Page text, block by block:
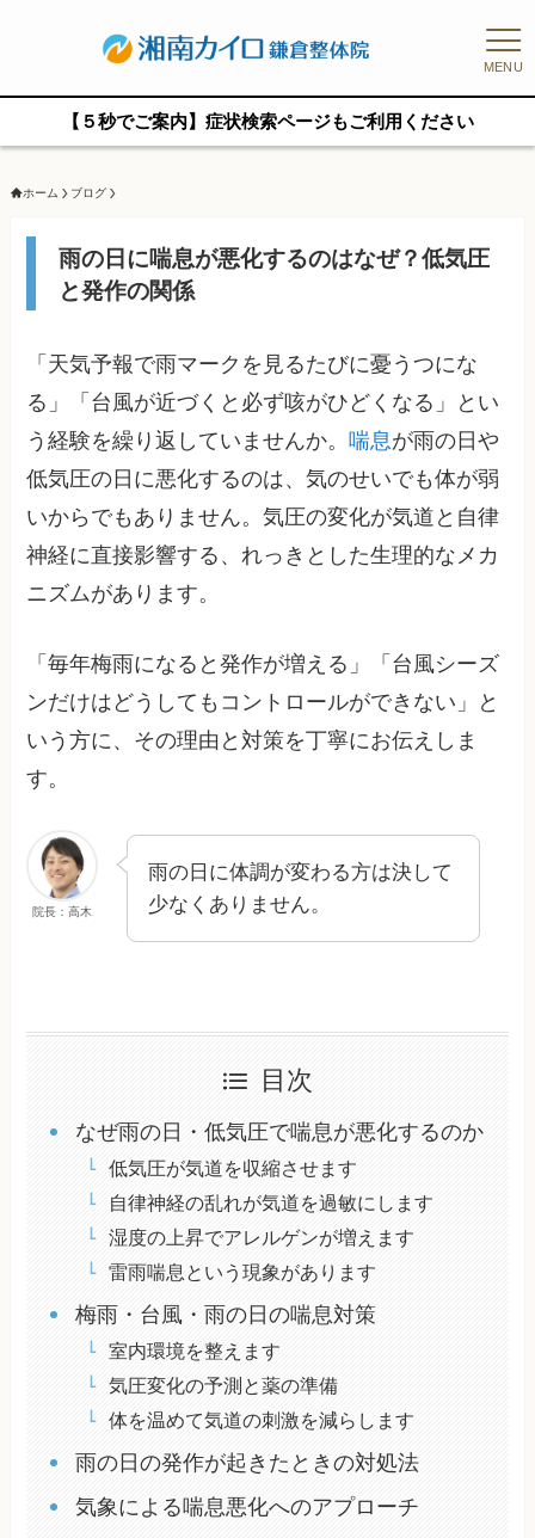
MENU
【５秒でご案内】症状検索ページもご利用ください
ホーム ブログ
雨の日に喘息が悪化するのはなぜ？低気圧
と発作の関係
「天気予報で雨マークを見るたびに憂うつにな
る」「台風が近づくと必ず咳がひどくなる」とい
う経験を繰り返していませんか。喘息が雨の日や
低気圧の日に悪化するのは、気のせいでも体が弱
いからでもありません。気圧の変化が気道と自律
神経に直接影響する、れっきとした生理的なメカ
ニズムがあります。
「毎年梅雨になると発作が増える」「台風シーズ
ンだけはどうしてもコントロールができない」と
いう方に、その理由と対策を丁寧にお伝えしま
す。
院長：高木
雨の日に体調が変わる方は決して
少なくありません。
目次
なぜ雨の日・低気圧で喘息が悪化するのか
低気圧が気道を収縮させます
自律神経の乱れが気道を過敏にします
湿度の上昇でアレルゲンが増えます
雷雨喘息という現象があります
梅雨・台風・雨の日の喘息対策
室内環境を整えます
気圧変化の予測と薬の準備
体を温めて気道の刺激を減らします
雨の日の発作が起きたときの対処法
気象による喘息悪化へのアプローチ